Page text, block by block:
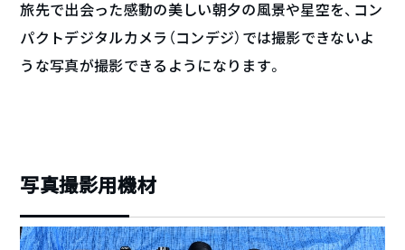
旅先で出会った感動の美しい朝夕の風景や星空を、コン
パクトデジタルカメラ（コンデジ）では撮影できないよ
うな写真が撮影できるようになります。
写真撮影用機材